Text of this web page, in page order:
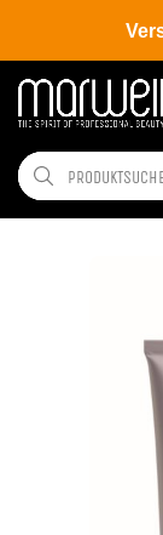
Shop Brands